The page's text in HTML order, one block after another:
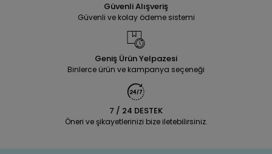
Güvenli Alışveriş
Güvenli ve kolay ödeme sistemi
Geniş Ürün Yelpazesi
Binlerce ürün ve kampanya seçeneği
7 / 24 DESTEK
Öneri ve şikayetlerinizi bize iletebilirsiniz.